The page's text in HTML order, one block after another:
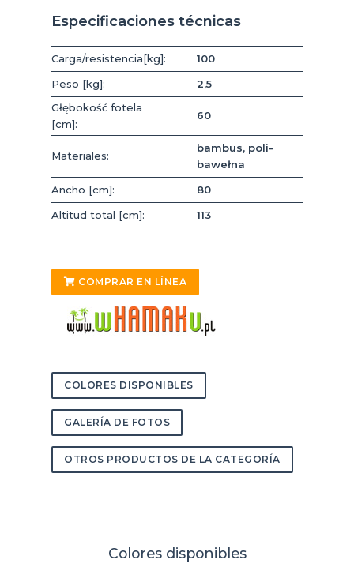
Especificaciones técnicas
Carga/resistencia[kg]:
100
Peso [kg]:
2,5
Głębokość fotela
[cm]:
60
Materiales:
bambus, poli-
bawełna
Ancho [cm]:
80
Altitud total [cm]:
113
COMPRAR EN LÍNEA
COLORES DISPONIBLES
GALERÍA DE FOTOS
OTROS PRODUCTOS DE LA CATEGORÍA
Colores disponibles